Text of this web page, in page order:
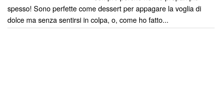
spesso! Sono perfette come dessert per appagare la voglia di
dolce ma senza sentirsi in colpa, o, come ho fatto...